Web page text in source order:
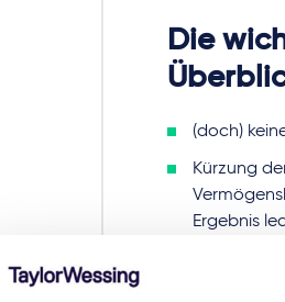
Die
(doch)
Kürzung
Ergebnis